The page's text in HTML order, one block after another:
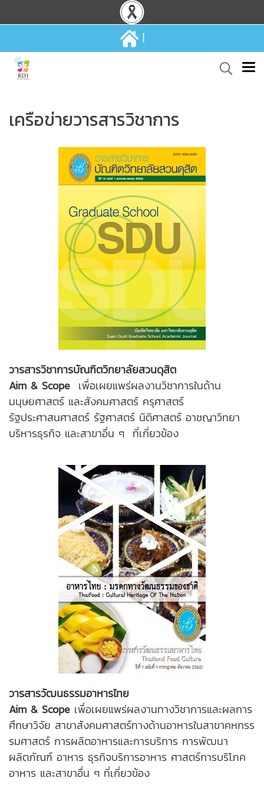
|
เครือข่ายวารสารวิชาการ
วารสารวิชาการบัณฑิตวิทยาลัยสวนดุสิต
Aim & Scope เพื่อเผยแพร่ผลงานวิชาการในด้าน
มนุษยศาสตร์ และสังคมศาสตร์ ครุศาสตร์
รัฐประศาสนศาสตร์ รัฐศาสตร์ นิติศาสตร์ อาชญาวิทยา
บริหารธุรกิจ และสาขาอื่น ๆ ที่เกี่ยวข้อง
วารสารวัฒนธรรมอาหารไทย
Aim & Scope เพื่อเผยแพร่ผลงานทางวิชาการและผลการ
ศึกษาวิจัย สาขาสังคมศาสตร์ทางด้านอาหารในสาขาคหกรร
รมศาสตร์ การผลิตอาหารและการบริการ การพัฒนา
ผลิตภัณฑ์ อาหาร ธุรกิจบริการอาหาร ศาสตร์การบริโภค
อาหาร และสาขาอื่น ๆ ที่เกี่ยวข้อง